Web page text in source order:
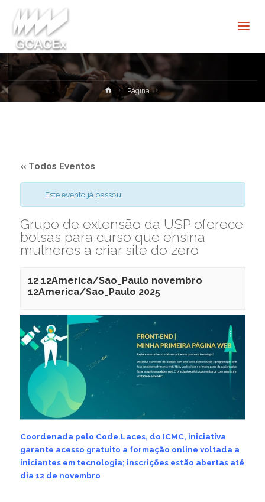
HomePágina
« Todos Eventos
Este evento já passou.
Grupo de extensão da USP oferece
bolsas para curso que ensina
mulheres a criar site do zero
12 12America/Sao_Paulo novembro
12America/Sao_Paulo 2025
Coordenada pelo Code.Laces, do ICMC, iniciativa
garante acesso gratuito a formação online voltada a
iniciantes em tecnologia; inscrições estão abertas até
dia 12 de novembro